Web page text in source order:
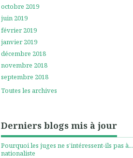
octobre 2019
juin 2019
février 2019
janvier 2019
décembre 2018
novembre 2018
septembre 2018
Toutes les archives
Derniers blogs mis à jour
Pourquoi les juges ne s’intéressent-ils pas à...
nationaliste